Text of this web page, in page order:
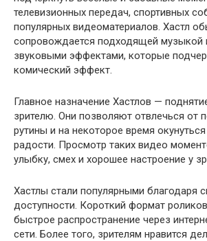
телевизионных передач, спортивных
популярных видеоматериалов. Хастл
сопровождается подходящей музыкой
звуковыми эффектами, которые
комический эффект.
Главное назначение Хастлов —
зрителю. Они позволяют отвлечься от
рутины и на некоторое время
радости. Просмотр таких видео
улыбку, смех и хорошее настроение у
Хастлы стали популярными благодаря
доступности. Короткий формат
быстрое распространение через
сети. Более того, зрителям нравится